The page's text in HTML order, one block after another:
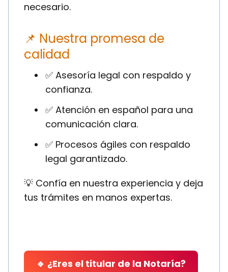
necesario.
📌 Nuestra promesa de
calidad
✅ Asesoría legal con respaldo y
confianza.
✅ Atención en español para una
comunicación clara.
✅ Procesos ágiles con respaldo
legal garantizado.
💡 Confía en nuestra experiencia y deja
tus trámites en manos expertas.
🔹 ¿Eres el titular de la Notaría?